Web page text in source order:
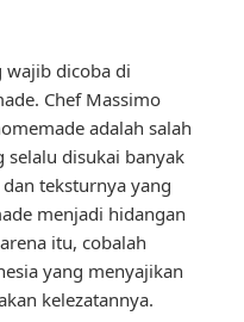
wajib dicoba di
Chef Massimo
adalah salah
selalu disukai banyak
teksturnya yang
menjadi hidangan
itu, cobalah
yang menyajikan
kelezatannya.